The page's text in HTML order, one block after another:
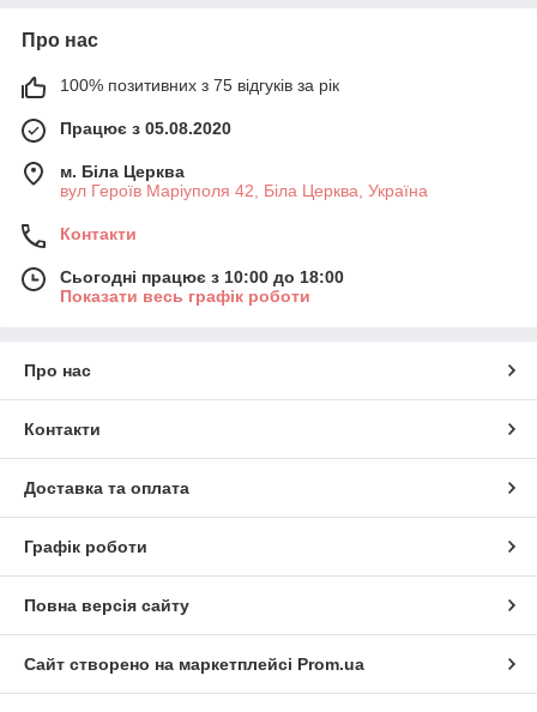
Про нас
100% позитивних з 75 відгуків за рік
Працює з 05.08.2020
м. Біла Церква
вул Героїв Маріуполя 42, Біла Церква, Україна
Контакти
Сьогодні працює з 10:00 до 18:00
Показати весь графік роботи
Про нас
Контакти
Доставка та оплата
Графік роботи
Повна версія сайту
Сайт створено на маркетплейсі Prom.ua